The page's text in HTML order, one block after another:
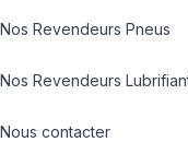
Nos Revendeurs Pneus
Nos Revendeurs
Nous contacter